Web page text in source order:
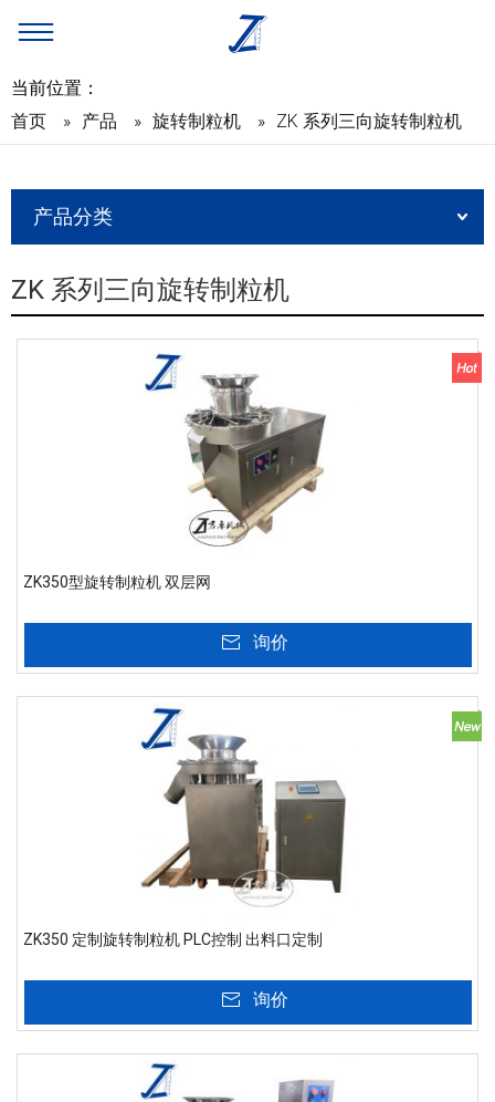
当前位置：
首页
» 产品 » 旋转制粒机 » ZK 系列三向旋转制粒机
产品分类
ZK 系列三向旋转制粒机
ZK350型旋转制粒机 双层网
询价
ZK350 定制旋转制粒机 PLC控制 出料口定制
询价